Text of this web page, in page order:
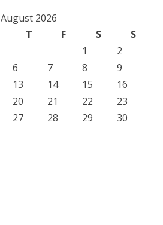
August 2026
T F S
S
1
2
6 7 8
9
13 14 15
16
20 21 22
23
27 28 29
30